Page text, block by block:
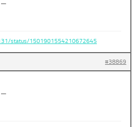
status/1501901554210672645
#38869